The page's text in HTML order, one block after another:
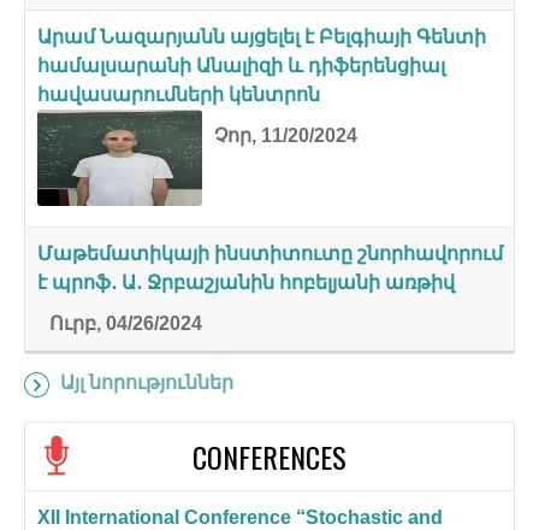
Արամ Նազարյանն այցելել է Բելգիայի Գենտի
համալսարանի Անալիզի և դիֆերենցիալ
հավասարումների կենտրոն
Չոր, 11/20/2024
Մաթեմատիկայի ինստիտուտը շնորհավորում
է պրոֆ․ Ա․ Ջրբաշյանին հոբելյանի առթիվ
Ուրբ, 04/26/2024
Այլ նորություններ
CONFERENCES
XII International Conference “Stochastic and